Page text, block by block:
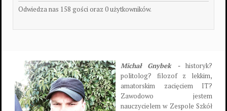
Odwiedza nas 158 gości oraz 0 użytkowników.
Michał Gnybek - historyk?
politolog? filozof z lekkim,
amatorskim zacięciem IT?
Zawodowo jestem
nauczycielem w Zespole Szkół